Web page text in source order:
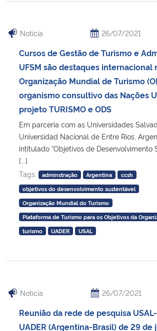
Notícia 26/07/2021
Cursos de Gestão de Turismo e
UFSM são destaques internacional
Organização Mundial de Turismo
organismo consultivo das Nações
projeto TURISMO e ODS
Em parceria com as Universidades
Universidad Nacional de Entre Ríos,
intitulado “Objetivos de Desenvolvimento
[...]
Tags:
adminstração Argentina
ccsh
objetivos do desenvolvimento sustentável
Organização Mundial do Turismo
Plataforma de Turismo para os Objetivos da
turismo
UADER USAL
Notícia 26/07/2021
Reunião da rede de pesquisa
UADER (Argentina-Brasil) de 29 de